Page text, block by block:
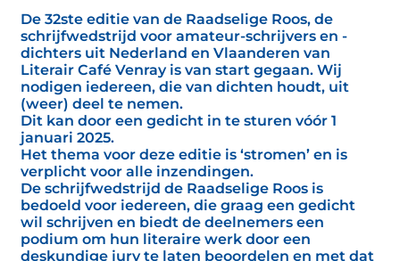
De 32ste editie van de Raadselige Roos, de
schrijfwedstrijd voor amateur-schrijvers en -
dichters uit Nederland en Vlaanderen van
Literair Café Venray is van start gegaan. Wij
nodigen iedereen, die van dichten houdt, uit
(weer) deel te nemen.
Dit kan door een gedicht in te sturen vóór 1
januari 2025.
Het thema voor deze editie is ‘stromen’ en is
verplicht voor alle inzendingen.
De schrijfwedstrijd de Raadselige Roos is
bedoeld voor iedereen, die graag een gedicht
wil schrijven en biedt de deelnemers een
podium om hun literaire werk door een
deskundige jury te laten beoordelen en met dat